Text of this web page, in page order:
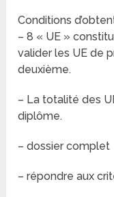
Conditions
– 8 « UE »
valider les UE de
deuxième.
– La totalité des
diplôme.
– dossier complet
– répondre aux